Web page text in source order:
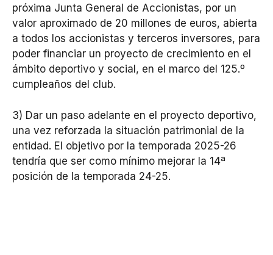
próxima Junta General de Accionistas, por un
valor aproximado de 20 millones de euros, abierta
a todos los accionistas y terceros inversores, para
poder financiar un proyecto de crecimiento en el
ámbito deportivo y social, en el marco del 125.º
cumpleaños del club.
3) Dar un paso adelante en el proyecto deportivo,
una vez reforzada la situación patrimonial de la
entidad. El objetivo por la temporada 2025-26
tendría que ser como mínimo mejorar la 14ª
posición de la temporada 24-25.